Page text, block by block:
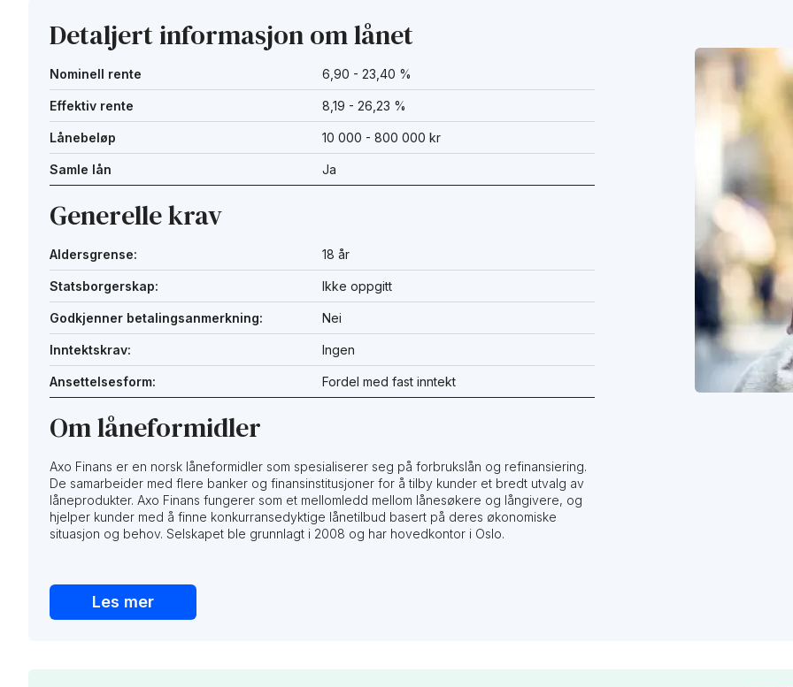
Detaljert informasjon om lånet
Nominell rente 6,90 - 23,40 %
Effektiv rente 8,19 - 26,23 %
Lånebeløp 10 000 - 800 000 kr
Samle lån Ja
Generelle krav
Aldersgrense: 18 år
Statsborgerskap: Ikke oppgitt
Godkjenner betalingsanmerkning: Nei
Inntektskrav: Ingen
Ansettelsesform: Fordel med fast inntekt
Om låneformidler
Axo Finans er en norsk låneformidler som spesialiserer seg på forbrukslån og refinansiering.
De samarbeider med flere banker og finansinstitusjoner for å tilby kunder et bredt utvalg av
låneprodukter. Axo Finans fungerer som et mellomledd mellom lånesøkere og långivere, og
hjelper kunder med å finne konkurransedyktige lånetilbud basert på deres økonomiske
situasjon og behov. Selskapet ble grunnlagt i 2008 og har hovedkontor i Oslo.
Les mer